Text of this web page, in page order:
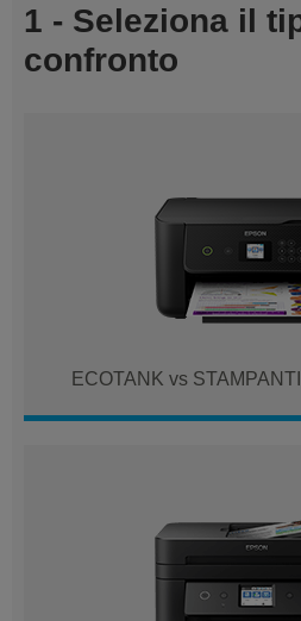
1 - Seleziona il
confronto
ECOTANK vs